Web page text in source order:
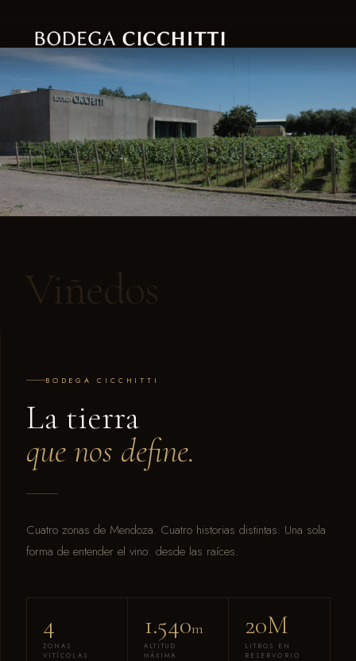
BODEGA CICCHITTI
La tierra
que nos define.
Cuatro zonas de Mendoza. Cuatro historias distintas. Una sola
forma de entender el vino: desde las raíces.
4
ZONAS
VITÍCOLAS
1.540m
ALTITUD
MÁXIMA
20M
LITROS EN
RESERVORIO